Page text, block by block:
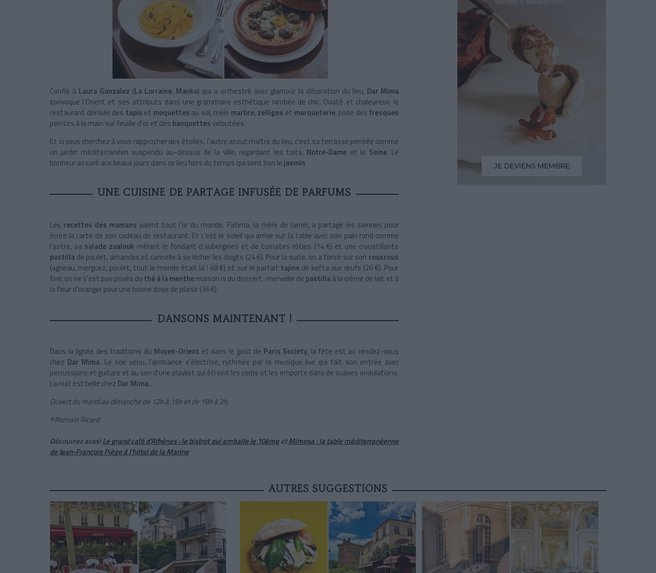
Confié à Laura Gonzalez (La Lorraine, Manko) qui a orchestré avec glamour la décoration du lieu, Dar Mima
convoque l’Orient et ses attributs dans une grammaire esthétique nimbée de chic. Ouaté et chaleureux, le
restaurant déroule des tapis et moquettes au sol, mêle marbre, zelliges et marqueterie, pose des fresques
peintes à la main sur feuille d’or et des banquettesveloutées.
Et si vous cherchez à vous rapprocher des étoiles, l’autre atout maître du lieu, c’est sa terrasse pensée comme
un jardin méditerranéen suspendu au-dessus de la ville, regardant les toits, Notre-Dame et la Seine. Le
bonheur assuré aux beaux jours dans ce lieu hors du temps qui sent bon le jasmin.
UNE CUISINE DE PARTAGE INFUSÉE DE PARFUMS
Les recettes des mamansvalent tout l’or du monde. Fatima, la mère de Jamel, a partagé les siennes pour
écrire la carte de son cadeau de restaurant. Et c’est le soleil qui arrive sur la table avec son pain rond comme
l’astre, sa salade zaalouk mêlant le fondant d’aubergines et de tomates rôties (14 €) et une croustillante
pastilla de poulet, amandes et cannelle à se lécher les doigts (24 €). Pour la suite, on a foncé sur son couscous
(agneau, merguez, poulet, tout le monde était là ! 49 €) et sur le parfait tajine de kefta aux œufs (26 €). Pour
finir, on ne s’est pas privés du thé à la menthemaison ni du dessert : merveille de pastillaà la crème de lait et à
la fleur d’oranger pour une bonne dose de plaisir (36 €).
DANSONS MAINTENANT !
Dans la lignée des traditions du Moyen-Orient et dans le goût de Paris Society, la fête est au rendez-vous
chez Dar Mima. Le soir venu, l’ambiance s’électrise, rythmée par la musique live qui fait son entrée avec
percussions et guitare et au son d’une playlist qui étreint les corps et les emporte dans de suaves ondulations.
La nuit est belle chez Dar Mima...
Ouvert du mardi au dimanche de 12h à 15h et de 19h à 2h.
©Romain Ricard
Découvrez aussiLe grand café d'Athènes : le bistrot qui emballe le 10èmeetMimosa : la table méditerranéenne
de Jean-François Piège à l'hôtel de la Marine
AUTRES SUGGESTIONS